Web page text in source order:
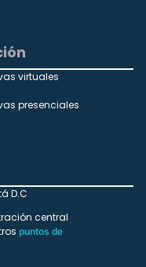
virtuales
presenciales
D.C
central
puntos de